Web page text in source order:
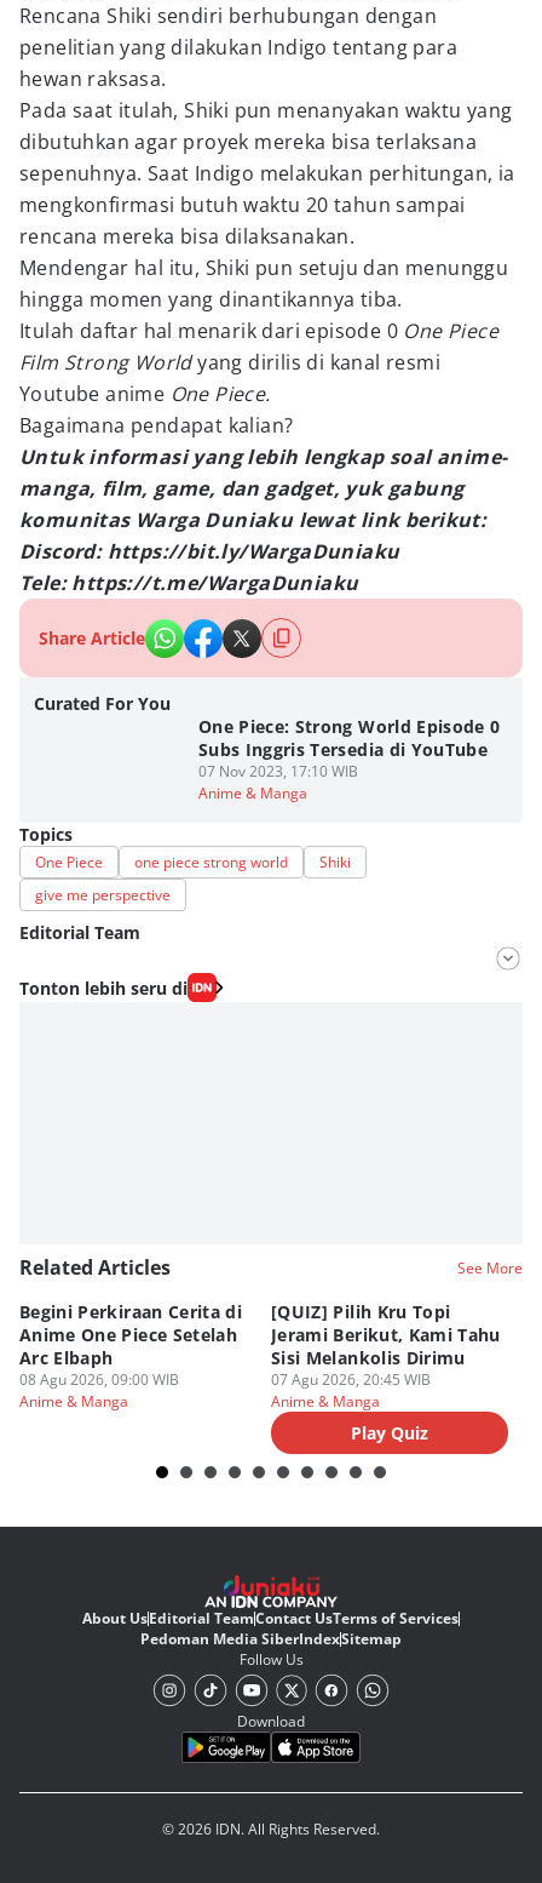
Rencana Shiki sendiri berhubungan dengan
penelitian yang dilakukan Indigo tentang para
hewan raksasa.
Pada saat itulah, Shiki pun menanyakan waktu yang
dibutuhkan agar proyek mereka bisa terlaksana
sepenuhnya. Saat Indigo melakukan perhitungan, ia
mengkonfirmasi butuh waktu 20 tahun sampai
rencana mereka bisa dilaksanakan.
Mendengar hal itu, Shiki pun setuju dan menunggu
hingga momen yang dinantikannya tiba.
Itulah daftar hal menarik dari episode 0 One Piece
Film Strong Worldyang dirilis di kanal resmi
Youtube anime One Piece.
Bagaimana pendapat kalian?
Untuk informasi yang lebih lengkap soal anime-
manga, film, game, dan gadget, yuk gabung
komunitas Warga Duniaku lewat link berikut:
Discord: https://bit.ly/WargaDuniaku
Tele: https://t.me/WargaDuniaku
Share Article
Curated For You
One Piece: Strong World Episode 0
Subs Inggris Tersedia di YouTube
07 Nov 2023, 17:10 WIB
Anime & Manga
Topics
One Piece one piece strong world
Shiki
give me perspective
Editorial Team
Editor
Fahrul Razi Uni Nurullah
Tonton lebih seru di
Related Articles See More
Begini Perkiraan Cerita di
Anime One Piece Setelah
Arc Elbaph
08 Agu 2026, 09:00 WIB
Anime & Manga
[QUIZ] Pilih Kru Topi
Jerami Berikut, Kami Tahu
Sisi Melankolis Dirimu
07 Agu 2026, 20:45 WIB
Anime & Manga
Play Quiz
About UsEditorial TeamContact UsTerms of Services
Pedoman Media SiberIndexSitemap
Follow Us
Download
© 2026 IDN. All Rights Reserved.